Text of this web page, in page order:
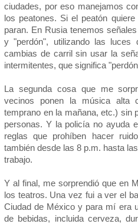
ciudades, por eso manejamos
los peatones. Si el peatón
paran. En Rusia tenemos
y "perdón", utilizando las luces
cambias de carril sin usar la
intermitentes, que significa
La segunda cosa que me
vecinos ponen la música alta
temprano en la mañana, etc.) sin
personas. Y la policía no ayuda
reglas que prohíben hacer
también desde las 8 p.m. hasta
trabajo.
Y al final, me sorprendió que en
los teatros. Una vez fui a ver el
Ciudad de México y para mí era
de bebidas, incluida cerveza,